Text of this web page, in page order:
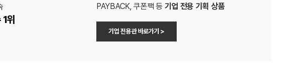
위
PAYBACK, 쿠폰팩 등 기업 전용 기획 상품
기업 전용관 바로가기 >